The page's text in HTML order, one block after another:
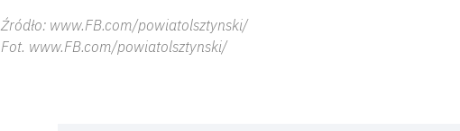
Źródło: www.FB.com/powiatolsztynski/
Fot. www.FB.com/powiatolsztynski/